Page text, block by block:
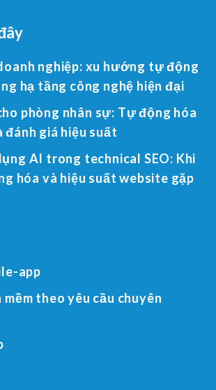
nghiệp: xu hướng tự động
hạ tầng công nghệ hiện đại
phòng nhân sự: Tự động hóa
đánh giá hiệu suất
AI trong technical SEO: Khi
hóa và hiệu suất website gặp
app
theo yêu cầu chuyên